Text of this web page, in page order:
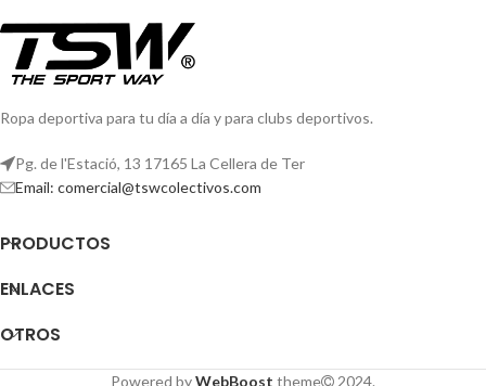
Ropa deportiva para tu día a día y para clubs deportivos.
Pg. de l'Estació, 13 17165 La Cellera de Ter
Email: comercial@tswcolectivos.com
PRODUCTOS
ENLACES
OTROS
Powered byWebBoost theme 2024.